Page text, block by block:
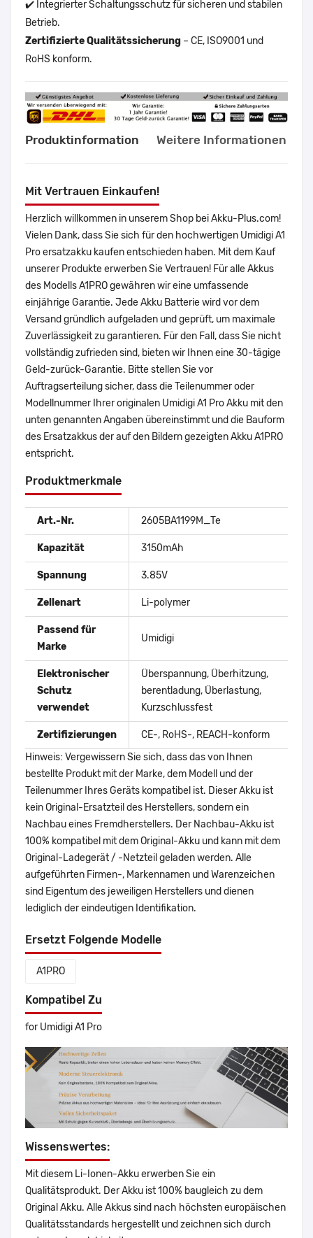
✔️ Integrierter Schaltungsschutz für sicheren und stabilen
Betrieb.
Zertifizierte Qualitätssicherung – CE, ISO9001 und
RoHS konform.
Produktinformation Weitere Informationen
Mit Vertrauen Einkaufen!
Herzlich willkommen in unserem Shop bei Akku-Plus.com!
Vielen Dank, dass Sie sich für den hochwertigen Umidigi A1
Pro ersatzakku kaufen entschieden haben. Mit dem Kauf
unserer Produkte erwerben Sie Vertrauen! Für alle Akkus
des Modells A1PRO gewähren wir eine umfassende
einjährige Garantie. Jede Akku Batterie wird vor dem
Versand gründlich aufgeladen und geprüft, um maximale
Zuverlässigkeit zu garantieren. Für den Fall, dass Sie nicht
vollständig zufrieden sind, bieten wir Ihnen eine 30-tägige
Geld-zurück-Garantie. Bitte stellen Sie vor
Auftragserteilung sicher, dass die Teilenummer oder
Modellnummer Ihrer originalen Umidigi A1 Pro Akku mit den
unten genannten Angaben übereinstimmt und die Bauform
des Ersatzakkus der auf den Bildern gezeigten Akku A1PRO
entspricht.
Produktmerkmale
Art.-Nr. 2605BA1199M_Te
Kapazität 3150mAh
Spannung 3.85V
Zellenart Li-polymer
Passend für
Marke
Umidigi
Elektronischer
Schutz
verwendet
Überspannung, Überhitzung,
berentladung, Überlastung,
Kurzschlussfest
Zertifizierungen
CE-, RoHS-, REACH-konform
Hinweis: Vergewissern Sie sich, dass das von Ihnen
bestellte Produkt mit der Marke, dem Modell und der
Teilenummer Ihres Geräts kompatibel ist. Dieser Akku ist
kein Original-Ersatzteil des Herstellers, sondern ein
Nachbau eines Fremdherstellers. Der Nachbau-Akku ist
100% kompatibel mit dem Original-Akku und kann mit dem
Original-Ladegerät / -Netzteil geladen werden. Alle
aufgeführten Firmen-, Markennamen und Warenzeichen
sind Eigentum des jeweiligen Herstellers und dienen
lediglich der eindeutigen Identifikation.
Ersetzt Folgende Modelle
A1PRO
Kompatibel Zu
for Umidigi A1 Pro
Wissenswertes:
Mit diesem Li-Ionen-Akku erwerben Sie ein
Qualitätsprodukt. Der Akku ist 100% baugleich zu dem
Original Akku. Alle Akkus sind nach höchsten europäischen
Qualitätsstandards hergestellt und zeichnen sich durch